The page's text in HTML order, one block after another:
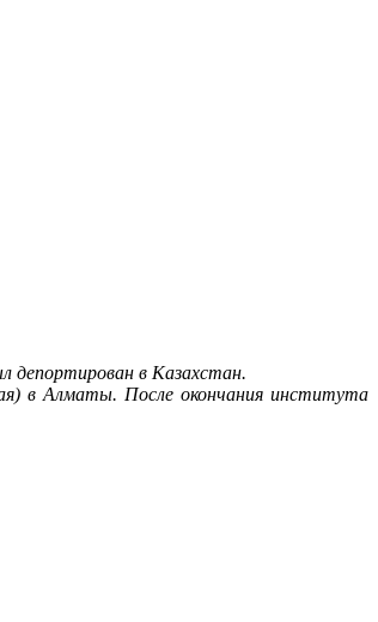
депортирован в Казахстан.
в Алматы. После окончания института